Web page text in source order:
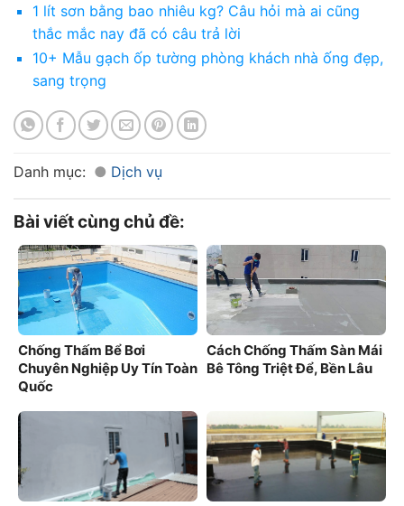
1 lít sơn bằng bao nhiêu kg? Câu hỏi mà ai cũng
thắc mắc nay đã có câu trả lời
10+ Mẫu gạch ốp tường phòng khách nhà ống đẹp,
sang trọng
Danh mục: Dịch vụ
Bài viết cùng chủ đề:
Chống Thấm Bể Bơi
Chuyên Nghiệp Uy Tín Toàn
Quốc
Cách Chống Thấm Sàn Mái
Bê Tông Triệt Để, Bền Lâu